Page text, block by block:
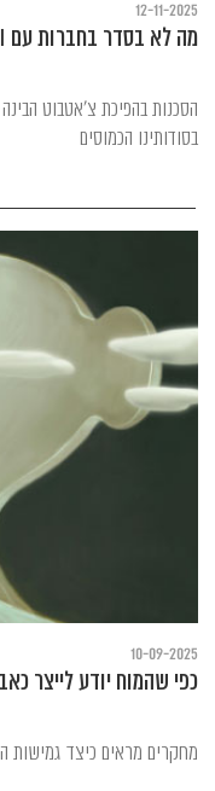
12-11-2025
מה לא בסדר בחברות עם AI?
הסכנות בהפיכת צ'אטבוט
בסודותינו הכמוסים
10-09-2025
כפי שהמוח יודע לייצר
מחקרים מראים כיצד גמישות